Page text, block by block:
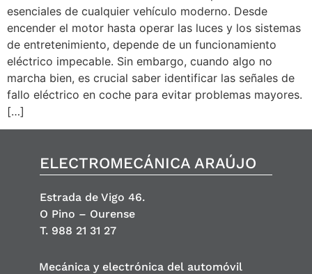
esenciales de cualquier vehículo moderno. Desde
encender el motor hasta operar las luces y los sistemas
de entretenimiento, depende de un funcionamiento
eléctrico impecable. Sin embargo, cuando algo no
marcha bien, es crucial saber identificar las señales de
fallo eléctrico en coche para evitar problemas mayores.
[…]
ELECTROMECÁNICA ARAÚJO
Estrada de Vigo 46.
O Pino – Ourense
T. 988 21 31 27
Mecánica y electrónica del automóvil